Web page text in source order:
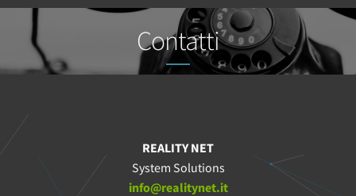
Contatti
REALITY NET
System Solutions
info@realitynet.it